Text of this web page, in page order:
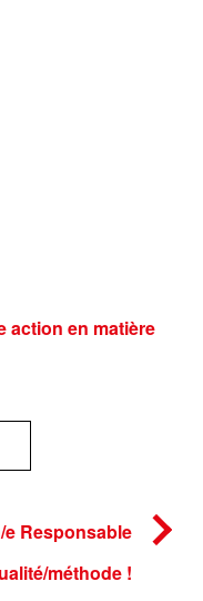
action en matière
Responsable
méthode !